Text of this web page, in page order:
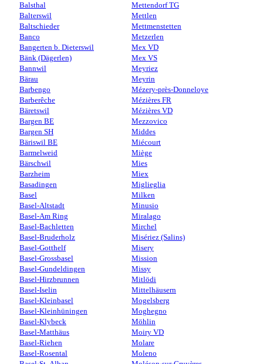
Balsthal
Balterswil
Baltschieder
Banco
Bangerten b. Dieterswil
Bänk (Dägerlen)
Bannwil
Bärau
Barbengo
Barberêche
Bäretswil
Bargen BE
Bargen SH
Bäriswil BE
Barmelweid
Bärschwil
Barzheim
Basadingen
Basel
Basel-Altstadt
Basel-Am Ring
Basel-Bachletten
Basel-Bruderholz
Basel-Gotthelf
Basel-Grossbasel
Basel-Gundeldingen
Basel-Hirzbrunnen
Basel-Iselin
Basel-Kleinbasel
Basel-Kleinhüningen
Basel-Klybeck
Basel-Matthäus
Basel-Riehen
Basel-Rosental
Mettendorf TG
Mettlen
Mettmenstetten
Metzerlen
Mex VD
Mex VS
Meyriez
Meyrin
Mézery-près-Donneloye
Mézières FR
Mézières VD
Mezzovico
Middes
Miécourt
Miège
Mies
Miex
Miglieglia
Milken
Minusio
Miralago
Mirchel
Misériez (Salins)
Misery
Mission
Missy
Mitlödi
Mittelhäusern
Mogelsberg
Moghegno
Möhlin
Moiry VD
Molare
Moleno